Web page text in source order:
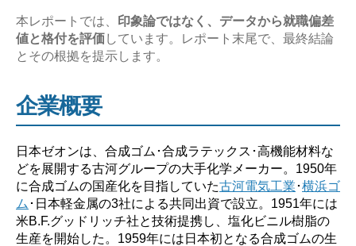
年
収
研
究
【激
務？
や
ば
本レポートでは、 印象論ではなく、データから就職偏差
値と格付を評価しています。レポート末尾で、最終結論
とその根拠を提示します。
企業概要
日本ゼオンは、合成ゴム･合成ラテックス･高機能材料な
どを展開する古河グループの大手化学メーカー。1950年
に合成ゴムの国産化を目指していた古河電気工業 ･横浜ゴ
ム ･日本軽金属の3社による共同出資で設立。1951年には
米B.F.グッドリッチ社と技術提携し、塩化ビニル樹脂の
生産を開始した。1959年には日本初となる合成ゴムの生